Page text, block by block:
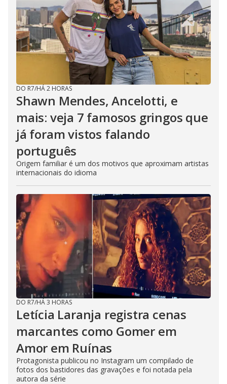
i
d
e
o
DO R7/HÁ 2 HORAS
Shawn Mendes, Ancelotti, e
mais: veja 7 famosos gringos que
já foram vistos falando
português
Origem familiar é um dos motivos que aproximam artistas
internacionais do idioma
DO R7/HÁ 3 HORAS
Letícia Laranja registra cenas
marcantes como Gomer em
Amor em Ruínas
Protagonista publicou no Instagram um compilado de
fotos dos bastidores das gravações e foi notada pela
autora da série